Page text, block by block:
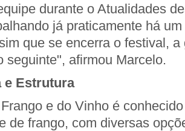
durante o Atualidades
já praticamente há
que se encerra o festival,
seguinte", afirmou Marcelo.
e Estrutura
e do Vinho é
de frango, com diversas